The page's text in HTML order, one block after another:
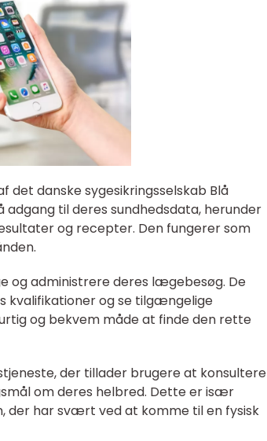
det danske sygesikringsselskab Blå
til deres sundhedsdata, herunder
og recepter. Den fungerer som
og administrere deres lægebesøg. De
og se tilgængelige
og bekvem måde at finde den rette
der tillader brugere at konsultere
om deres helbred. Dette er især
der har svært ved at komme til en fysisk